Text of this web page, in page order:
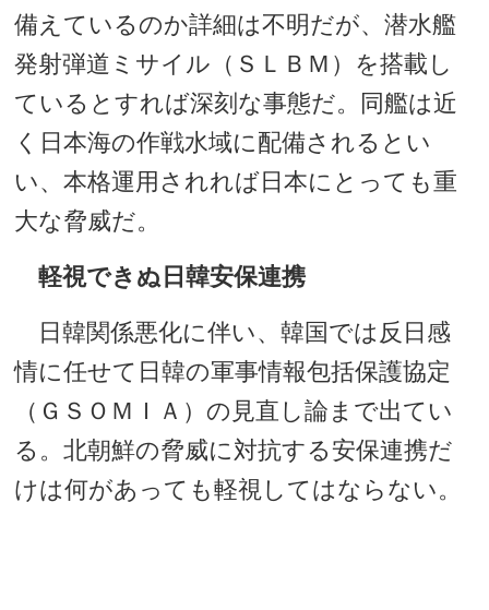
備えているのか詳細は不明だが、潜水艦
発射弾道ミサイル（ＳＬＢＭ）を搭載し
ているとすれば深刻な事態だ。同艦は近
く日本海の作戦水域に配備されるとい
い、本格運用されれば日本にとっても重
大な脅威だ。
軽視できぬ日韓安保連携
日韓関係悪化に伴い、韓国では反日感
情に任せて日韓の軍事情報包括保護協定
（ＧＳＯＭＩＡ）の見直し論まで出てい
る。北朝鮮の脅威に対抗する安保連携だ
けは何があっても軽視してはならない。